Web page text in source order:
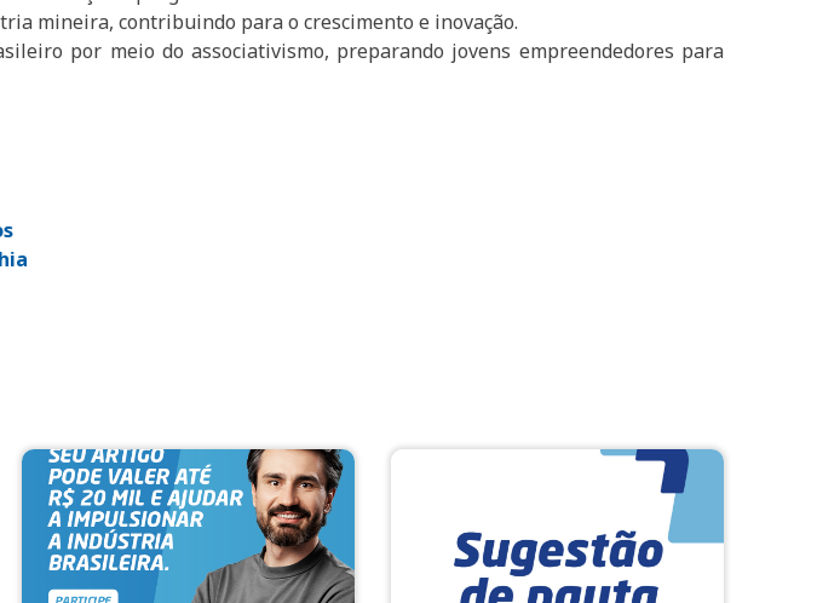
mineira, contribuindo para o crescimento e inovação.
por meio do associativismo, preparando jovens empreendedores para